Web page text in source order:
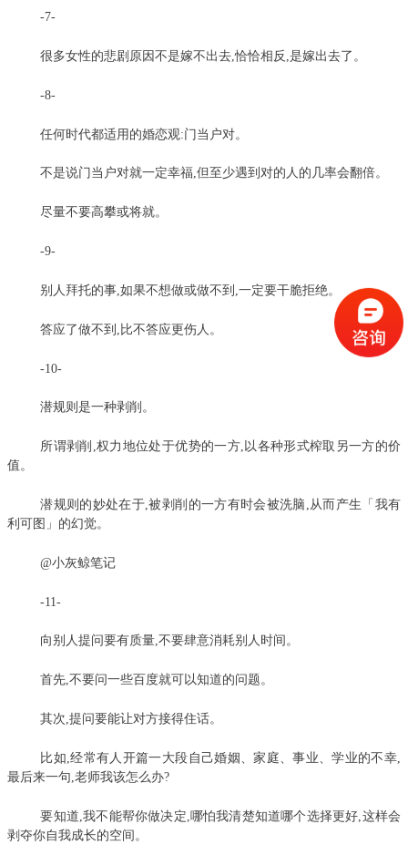
-7-
很多女性的悲剧原因不是嫁不出去,恰恰相反,是嫁出去了。
-8-
任何时代都适用的婚恋观:门当户对。
不是说门当户对就一定幸福,但至少遇到对的人的几率会翻倍。
尽量不要高攀或将就。
-9-
别人拜托的事,如果不想做或做不到,一定要干脆拒绝。
答应了做不到,比不答应更伤人。
-10-
潜规则是一种剥削。
所谓剥削,权力地位处于优势的一方,以各种形式榨取另一方的价
值。
潜规则的妙处在于,被剥削的一方有时会被洗脑,从而产生「我有
利可图」的幻觉。
@小灰鲸笔记
-11-
向别人提问要有质量,不要肆意消耗别人时间。
首先,不要问一些百度就可以知道的问题。
其次,提问要能让对方接得住话。
比如,经常有人开篇一大段自己婚姻、家庭、事业、学业的不幸,
最后来一句,老师我该怎么办?
要知道,我不能帮你做决定,哪怕我清楚知道哪个选择更好,这样会
剥夺你自我成长的空间。